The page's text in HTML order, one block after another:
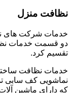
نظافت منزل
خدمات شرکت های
دو قسمت خدمات
تقسیم کرد.
خدمات نظافت
نماشویی کف سابی
که دارای ماشین